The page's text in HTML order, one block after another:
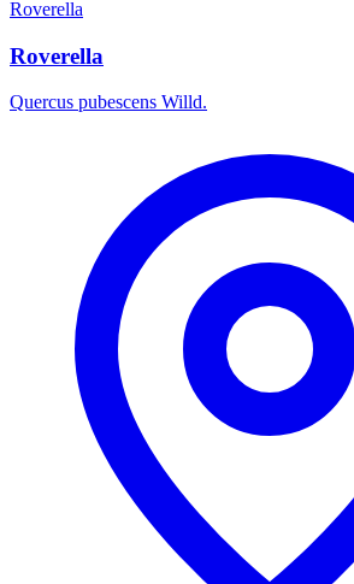
Roverella
Roverella
Quercus pubescens Willd.